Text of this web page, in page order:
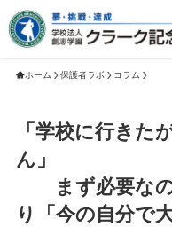
ホーム 保護者ラボ コラム
「学校に行きた
まず必要なの
り「今の自分で